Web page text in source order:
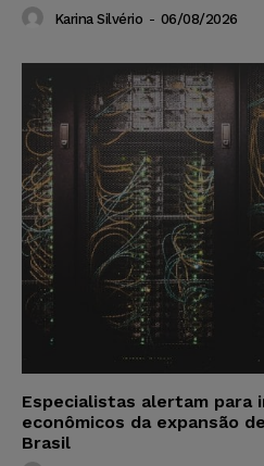
Karina Silvério - 06/08/2026
Especialistas alertam para
econômicos da expansão
Brasil